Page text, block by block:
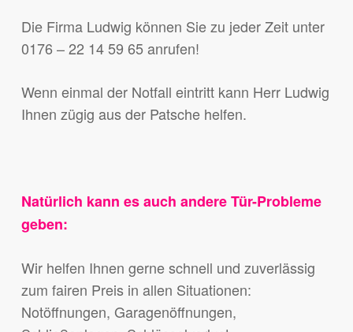
Die Firma Ludwig können Sie zu jeder Zeit unter
0176 – 22 14 59 65 anrufen!
Wenn einmal der Notfall eintritt kann Herr Ludwig
Ihnen zügig aus der Patsche helfen.
Natürlich kann es auch andere Tür-Probleme
geben:
Wir helfen Ihnen gerne schnell und zuverlässig
zum fairen Preis in allen Situationen:
Notöffnungen, Garagenöffnungen,